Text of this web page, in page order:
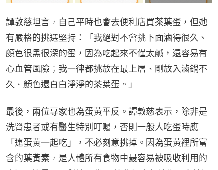
譚敦慈坦言，自己平時也會去便利店買茶葉蛋，但她
有嚴格的挑選堅持：「我絕對不會挑下面滷得很久、
顏色很黑很深的蛋，因為吃起來不僅太鹹，還容易有
心血管風險；我一律都挑放在最上層、剛放入滷鍋不
久、顏色還白白淨淨的茶葉蛋。」
最後，兩位專家也為蛋黃平反。譚敦慈表示，除非是
洗腎患者或有醫生特別叮囑，否則一般人吃蛋時應
「連蛋黃一起吃」，不必刻意挑掉。因為蛋黃裡所富
含的葉黃素，是人體所有食物中最容易被吸收利用的